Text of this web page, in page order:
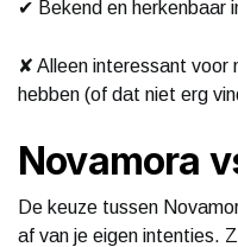
✔ Bekend en herkenbaar
✘ Alleen interessant voor
hebben (of dat niet erg
Novamora
De keuze tussen
af van je eigen intenties.